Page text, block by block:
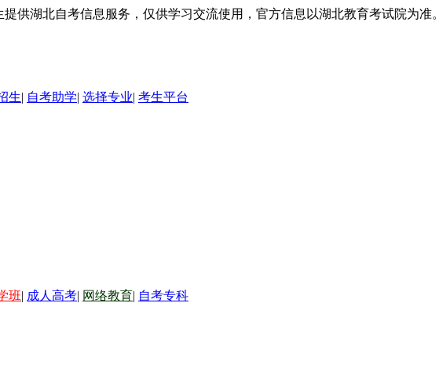
供湖北自考信息服务，仅供学习交流使用，官方信息以湖北教育考试院为准。
生| 自考助学| 选择专业| 考生平台
班| 成人高考| 网络教育| 自考专科